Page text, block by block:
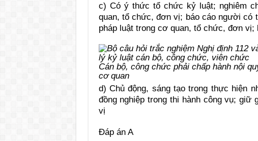
c) Có ý thức tổ chức kỷ luật; nghiêm
quan, tổ chức, đơn vị; báo cáo người có
pháp luật trong cơ quan, tổ chức, đơn
Cán bộ, công chức phải chấp hành nội
cơ quan
d) Chủ động, sáng tạo trong thực hiện
đồng nghiệp trong thi hành công vụ;
vị
Đáp án A